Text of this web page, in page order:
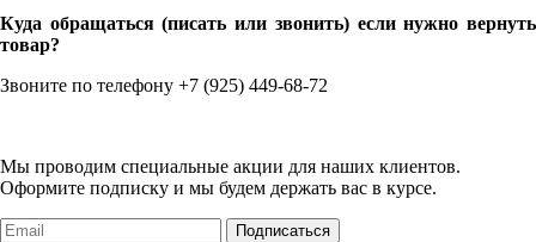
Куда обращаться (писать или звонить) если нужно вернуть
товар?
Звоните по телефону +7 (925) 449-68-72
Мы проводим специальные акции для наших клиентов.
Оформите подписку и мы будем держать вас в курсе.
Подписаться